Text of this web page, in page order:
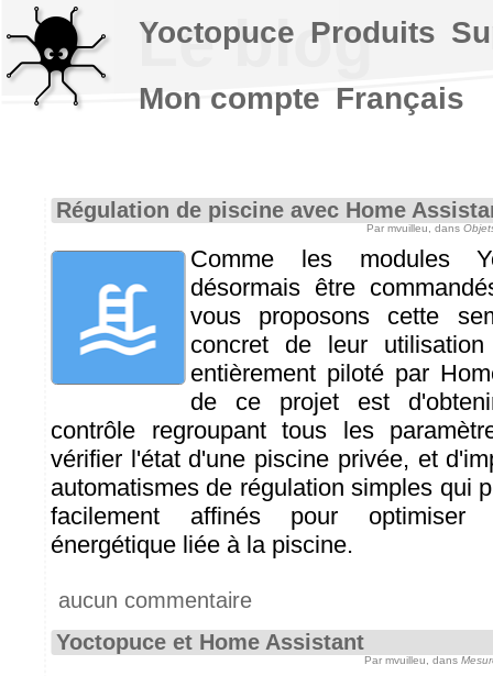
Le blog
Régulation de piscine avec Home
Par mvuilleu, dans
Comme les modules
désormais être
vous proposons cette
concret de leur
entièrement piloté par
de ce projet est
contrôle regroupant tous les
vérifier l'état d'une piscine privée, et
automatismes de régulation simples qui
facilement affinés pour optimiser
énergétique liée à la piscine.
aucun commentaire
Yoctopuce et Home Assistant
Par mvuilleu, dans
Yoctopuce Produits
Mon compte Français